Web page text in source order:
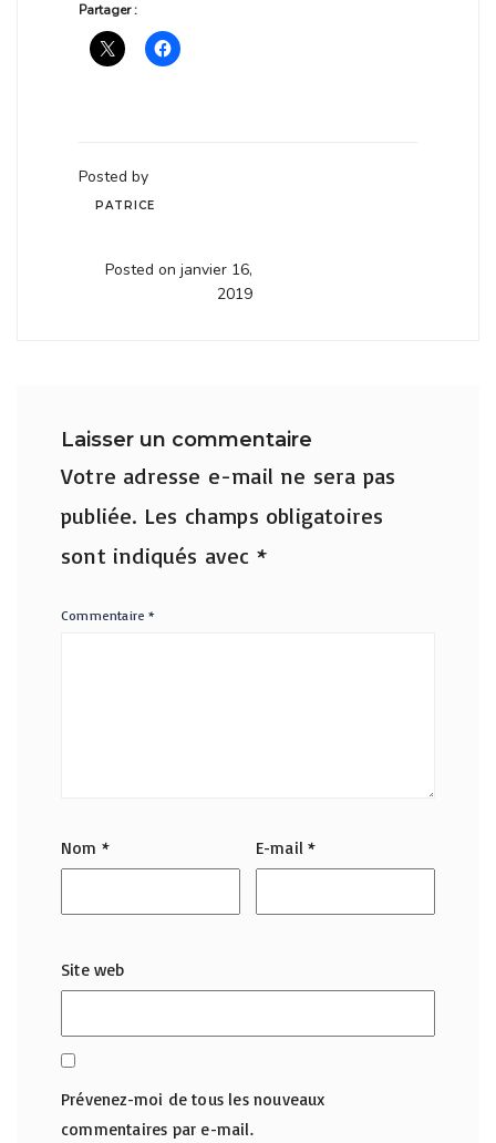
Partager :
Posted by
PATRICE
Posted on janvier 16,
2019
Laisser un commentaire
Votre adresse e-mail ne sera pas
publiée. Les champs obligatoires
sont indiqués avec *
Commentaire*
Nom * E-mail*
Site web
Prévenez-moi de tous les nouveaux
commentaires par e-mail.